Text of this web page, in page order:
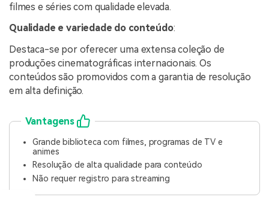
filmes e séries com qualidade elevada.
Qualidade e variedade do conteúdo:
Destaca-se por oferecer uma extensa coleção de
produções cinematográficas internacionais. Os
conteúdos são promovidos com a garantia de resolução
em alta definição.
Vantagens
Grande biblioteca com filmes, programas de TV e
animes
Resolução de alta qualidade para conteúdo
Não requer registro para streaming